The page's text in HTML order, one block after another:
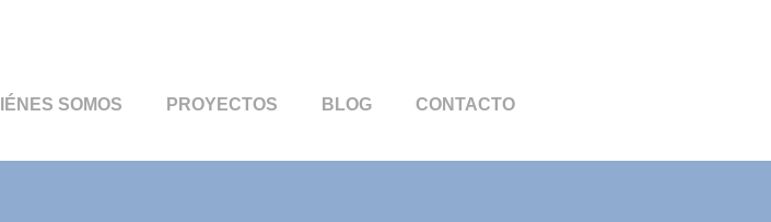
SOMOS PROYECTOS BLOG CONTACTO